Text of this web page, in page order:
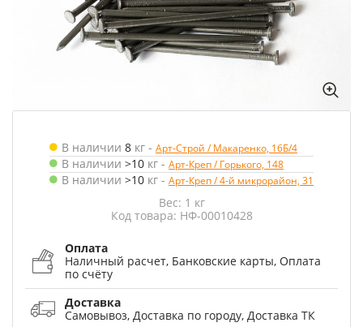
В наличии 8 кг - Арт-Строй / Макаренко, 16Б/4
В наличии >10 кг - Арт-Креп / Горького, 148
В наличии >10 кг - Арт-Креп / 4-й микрорайон, 31
Вес: 1 кг
Код товара: НФ-00010428
Оплата
Наличный расчет, Банковские карты, Оплата
по счёту
Доставка
Самовывоз, Доставка по городу, Доставка ТК